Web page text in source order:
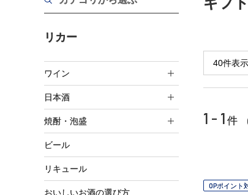
リカー
ワイン
日本酒
焼酎・泡盛
ビール
リキュール
おいしいお酒の選び方
1 - 1 件
OPポイント